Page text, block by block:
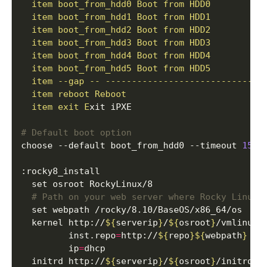
  item exit E
# Default boot option
choose --default boot_from_hdd0 --timeout
# Path on your web server where Rocky
  kernel http://
${serverip}/${osroot}/
         inst.repo
=http://${repo}${webpath}
         ip
=
  initrd http://
${serverip}/${osroot}